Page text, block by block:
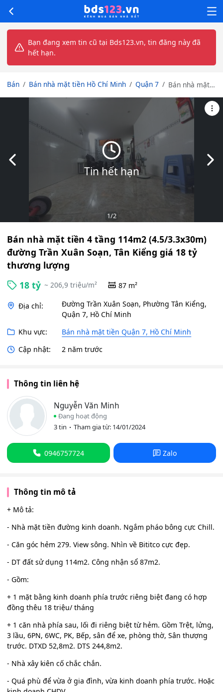
Bạn đang xem tin cũ tại Bds123.vn, tin đăng này đã
hết hạn.
Bán Bán nhà mặt tiền Hồ Chí Minh Quận 7
Bán nhà mặt
114m2
(4.5/3.3x30m)
đường Trần
18 tỷ thương
lượng
Tin hết hạn
Slide trước
1/2
Bán nhà mặt tiền 4 tầng 114m2 (4.5/3.3x30m)
đường Trần Xuân Soạn, Tân Kiểng giá 18 tỷ
thương lượng
18 tỷ ~ 206,9 triệu/m² 87 m²
Địa chỉ:
Đường Trần Xuân Soạn, Phường Tân Kiểng,
Quận 7, Hồ Chí Minh
Khu vực:
Bán nhà mặt tiền Quận 7, Hồ Chí Minh
Cập nhật:
2 năm trước
Thông tin liên hệ
Nguyễn Văn Minh
Đang hoạt động
3 tin
Tham gia từ: 14/01/2024
0946757724 Zalo
Thông tin mô tả
+ Mô tả:
- Nhà mặt tiền đường kinh doanh. Ngắm pháo bông cực Chill.
- Căn góc hẻm 279. View sông. Nhìn về Bititco cực đẹp.
- DT đất sử dụng 114m2. Công nhận sổ 87m2.
- Gồm:
+ 1 mặt bằng kinh doanh phía trước riêng biệt đang có hợp
đồng thêu 18 triệu/ tháng
+ 1 căn nhà phía sau, lối đi riêng biệt từ hẻm. Gồm Trệt, lửng,
3 lầu, 6PN, 6WC, PK, Bếp, sân để xe, phòng thờ, Sân thượng
trước. DTXD 52,8m2. DTS 244,8m2.
- Nhà xây kiên cố chắc chắn.
- Quá phù để vừa ở gia đình, vừa kinh doanh phía trước. Hoặc